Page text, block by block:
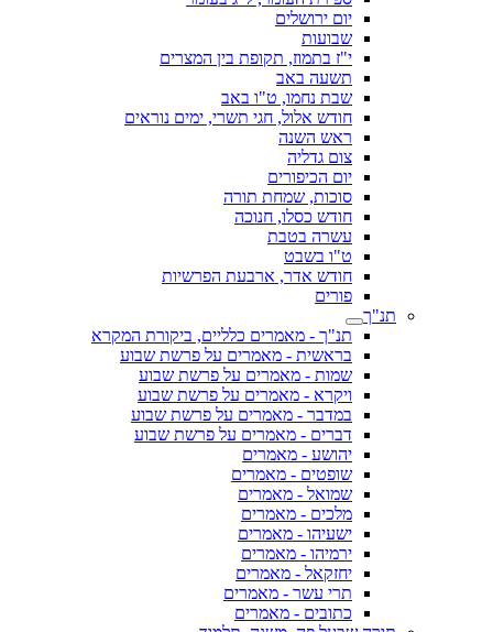
יום ירושלים
שבועות
י"ז בתמוז, תקופת בין המצרים
תשעה באב
שבת נחמו, ט"ו באב
חודש אלול, חגי תשרי, ימים נוראים
ראש השנה
צום גדליה
יום הכיפורים
סוכות, שמחת תורה
חודש כסלו, חנוכה
עשרה בטבת
ט"ו בשבט
חודש אדר, ארבעת הפרשיות
פורים
תנ"ך
תנ"ך - מאמרים כלליים, ביקורת המקרא
בראשית - מאמרים על פרשת שבוע
שמות - מאמרים על פרשת שבוע
ויקרא - מאמרים על פרשת שבוע
במדבר - מאמרים על פרשת שבוע
דברים - מאמרים על פרשת שבוע
יהושע - מאמרים
שופטים - מאמרים
שמואל - מאמרים
מלכים - מאמרים
ישעיהו - מאמרים
ירמיהו - מאמרים
יחזקאל - מאמרים
תרי עשר - מאמרים
כתובים - מאמרים